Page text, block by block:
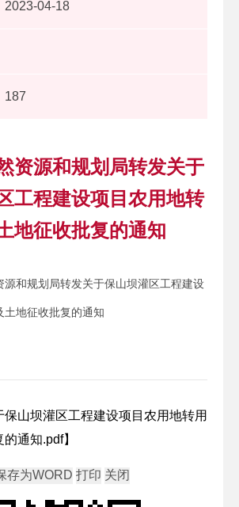
2023-04-18
187
资源和规划局转发关于
工程建设项目农用地转
地征收批复的通知
源和规划局转发关于保山坝灌区工程建设
土地征收批复的通知
保山坝灌区工程建设项目农用地转用
的通知.pdf】